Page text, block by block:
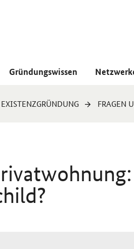
Gründungswissen
FRAGEN